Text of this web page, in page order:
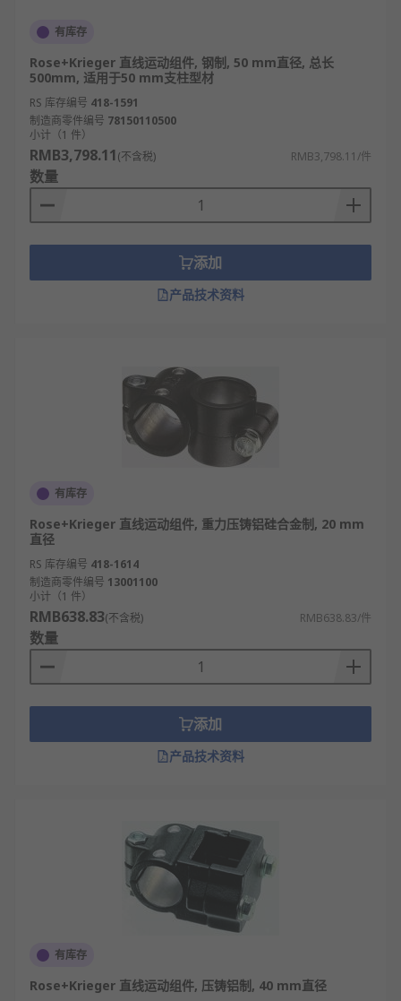
品，订购现货24小时内发货，线上下单满额免运费。
有库存
Rose+Krieger 直线运动组件, 钢制, 50 mm直径, 总长
500mm, 适用于50 mm支柱型材
RS 库存编号 418-1591
制造商零件编号 78150110500
小计（1 件）
RMB3,798.11(不含税) RMB3,798.11/件
数量
添加
产品技术资料
有库存
Rose+Krieger 直线运动组件, 重力压铸铝硅合金制, 20 mm
直径
RS 库存编号 418-1614
制造商零件编号 13001100
小计（1 件）
RMB638.83(不含税) RMB638.83/件
数量
添加
产品技术资料
有库存
Rose+Krieger 直线运动组件, 压铸铝制, 40 mm直径